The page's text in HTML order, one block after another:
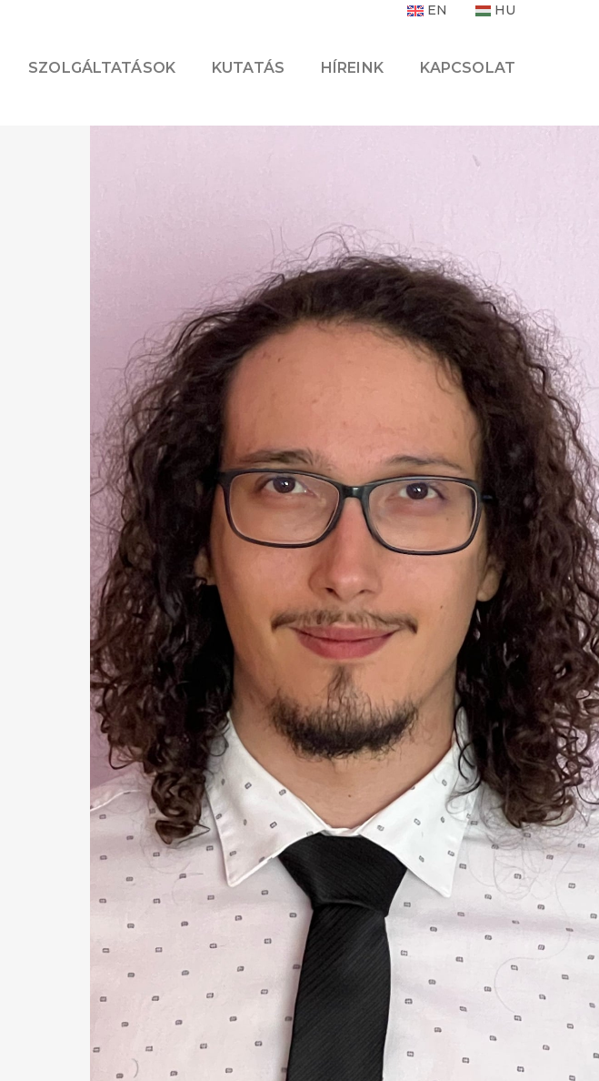
EN HU
SZOLGÁLTATÁSOK KUTATÁS HÍREINK KAPCSOLAT